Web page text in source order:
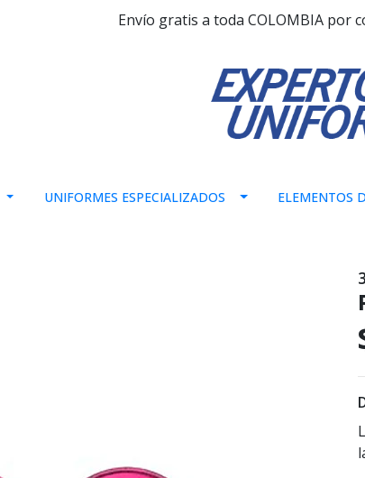
Envío gratis a toda COLOMBIA por
UNIFORMES ESPECIALIZADOS ELEMENTOS